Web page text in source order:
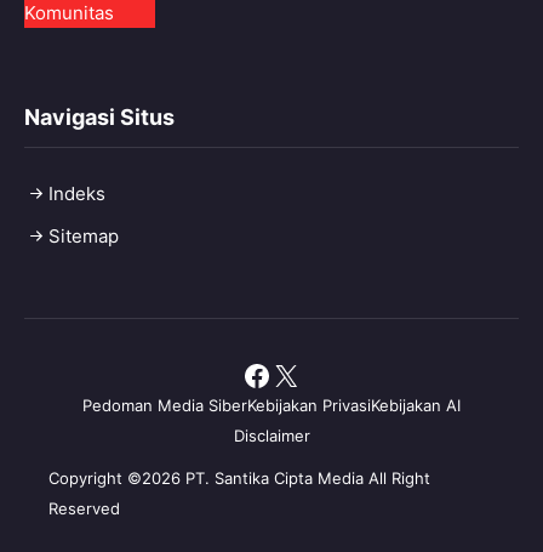
Komunitas
Navigasi Situs
Indeks
Sitemap
Copyright ©2026 PT. Santika Cipta Media All Right
Reserved
Pedoman Media SiberKebijakan PrivasiKebijakan AI
Disclaimer
Facebook
X